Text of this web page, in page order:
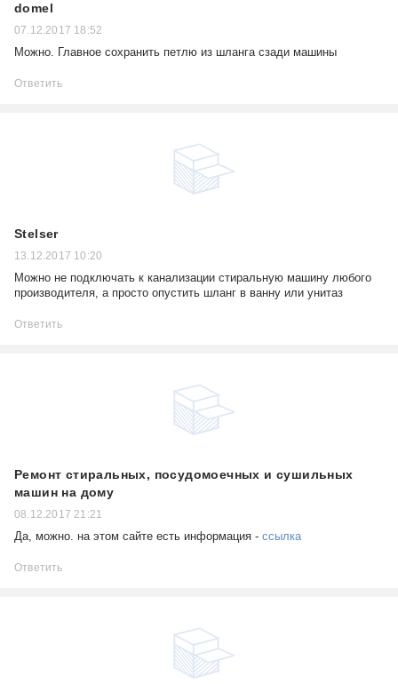
domel
07.12.2017 18:52
Можно. Главное сохранить петлю из шланга сзади машины
Ответить
Stelser
13.12.2017 10:20
Можно не подключать к канализации стиральную машину любого
производителя, а просто опустить шланг в ванну или унитаз
Ответить
Ремонт стиральных, посудомоечных и сушильных
машин на дому
08.12.2017 21:21
Да, можно. на этом сайте есть информация - ссылка
Ответить